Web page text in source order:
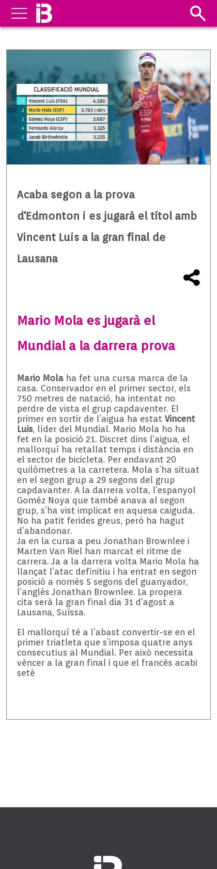
Acaba segon a la prova
d'Edmonton i es jugarà el títol amb
Vincent Luis a la gran final de
Lausana
Mario Mola es jugarà el
Mundial a la darrera prova
Mario Mola ha fet una cursa marca de la
casa. Conservador en el primer sector, els
750 metres de natació, ha intentat no
perdre de vista el grup capdaventer. El
primer en sortir de l’aigua ha estatVincent
Luis, líder del Mundial. Mario Mola ho ha
fet en la posició 21. Discret dins l’aigua, el
mallorquí ha retallat temps i distància en
el sector de bicicleta. Per endavant 20
quilòmetres a la carretera. Mola s’ha situat
en el segon grup a 29 segons del grup
capdavanter. A la darrera volta, l’espanyol
Goméz Noya que també anava al segon
grup, s’ha vist implicat en aquesa caiguda.
No ha patit ferides greus, però ha hagut
d’abandonar.
Ja en la cursa a peu Jonathan Brownlee i
Marten Van Riel han marcat el ritme de
carrera. Ja a la darrera volta Mario Mola ha
llançat l’atac definitiu i ha entrat en segon
posició a només 5 segons del guanyador,
l’anglès Jonathan Brownlee. La propera
cita serà la gran final dia 31 d’agost a
Lausana, Suïssa.
El mallorquí té a l’abast convertir-se en el
primer triatleta que s’imposa quatre anys
consecutius al Mundial. Per això necessita
vèncer a la gran final i que el francès acabi
setè